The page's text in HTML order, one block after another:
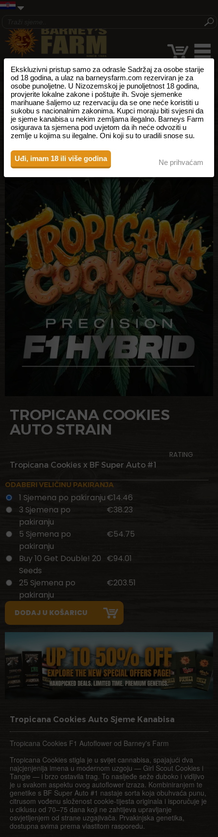
TROPICANA COOKIES
AUTO STRAIN
RATING
Tropicana Cookies x BF Super Auto #1
ODABERI VELIČINU PAKIRANJA
1 Sjemena po pakiranju€14.46
3 Sjemena po
pakiranju
€38.23
5 Sjemena po
pakiranju
€54.75
Buy 10 Get Double! 20
Seeds
€94.01
25 Sjemena po
pakiranju
€203.51
Tropicana Cookies Auto Sjeme Kanabisa
Tropicana Cookies F1 Autoflower od Barney's Farm
Tropicana Cookies stigla je u svijet cannabisa, spajajući dva
najcjenjenija imena u modernom uzgoju — Girl Scout Cookies i
Tangie — i brzo ostavila trag. To nasljeđe seže duboko i vidljivo
je u svakom aspektu ovog autoflower izraza. Kombiniranjem te
genetike s BF Super Auto #1 nastaje sorta koja obuhvaća punu,
citrusom vođenu složenost cookie-tijesta originala i isporučuje je
u ciklusu od 70–75 dana koji ne zahtijeva upravljanje
osvjetljenjem od strane uzgajivača. Prvakinjska genetika,
dostupna svima prema vlastitom rasporedu.
Ekskluzivni pristup samo za odrasle Sadržaj za osobe starije
od 18 godina, a ulaz na barneysfarm.com rezerviran je za
osobe punoljetne. U Nizozemskoj je punoljetnost 18 godina,
provjerite lokalne zakone i poštujte ih. Svoje sjemenke
marihuane šaljemo uz rezervaciju da se one neće koristiti u
sukobu s nacionalnim zakonima. Kupci moraju biti svjesni da
je sjeme kanabisa u nekim zemljama ilegalno. Barneys Farm
osigurava ta sjemena pod uvjetom da ih neće odvoziti u
zemlje u kojima su ilegalne. Oni koji su to uradili snose su.
Uđi, imam 18 ili više godina Ne prihvaćam